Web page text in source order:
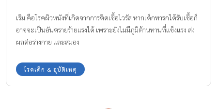
เริม คือโรคผิวหนังที่เกิดจากการติดเชื้อไวรัส หากเด็กทารกได้รับเชื้อก็
อาจจะเป็นอันตรายร้ายแรงได้ เพราะยังไม่มีภูมิต้านทานที่แข็งแรง ส่ง
ผลต่อร่างกาย และสมอง
โรคเด็ก & อุบัติเหตุ